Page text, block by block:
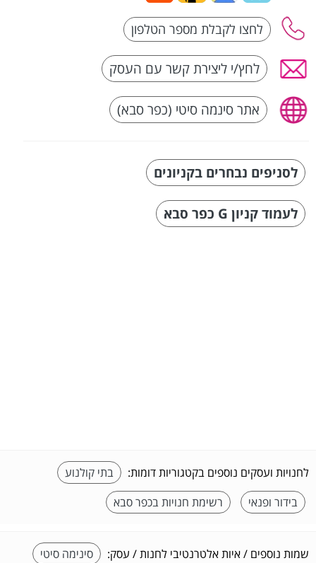
לחץ/י ליצירת קשר עם העסק
אתר סינמה סיטי (כפר סבא)
לסניפים נבחרים בקניונים
לעמוד קניון G כפר סבא
לחנויות ועסקים נוספים בקטגוריות דומות:
בתי קולנוע
בידור ופנאי
רשימת חנויות בכפר סבא
שמות נוספים / איות אלטרנטיבי לחנות / עסק:
סינימה סיטי